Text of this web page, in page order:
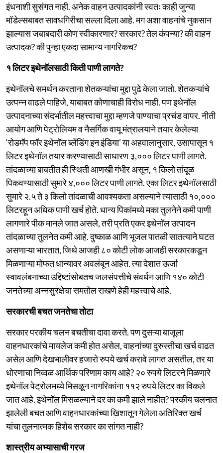
इंधनाशी सुसंगत नाही. अनेक वाहन उत्पादकांनी स्वतः काही जुन्या
मॉडेल्सबाबत सावधगिरीचा सल्ला दिला आहे. मग अशा वाहनांचे नुकसान
झाल्यास जबाबदारी कोण स्वीकारणार? सरकार? तेल कंपन्या? की वाहन
उत्पादक? की पुन्हा एकदा सामान्य नागरिकच?
१ लिटर इथेनॉलसाठी किती पाणी लागते?
इथेनॉलचे समर्थन करताना शेतकऱ्यांचा मुद्दा पुढे केला जातो. शेतकऱ्यांचे
उत्पन्न वाढले पाहिजे, याबाबत कोणाचाही विरोध नाही. पण इथेनॉल
उत्पादनाच्या संदर्भातील महत्त्वाचा मुद्दा म्हणजे पाण्याचा प्रचंड वापर. नीती
आयोग आणि पेट्रोलियम व नैसर्गिक वायू मंत्रालयाने तयार केलेल्या
‘रोडमॅप फॉर इथेनॉल ब्लेंडिंग इन इंडिया’ या अहवालानुसार, उसापासून १
लिटर इथेनॉल तयार करण्यासाठी साधारण ३,००० लिटर पाणी लागते.
तांदळाच्या बाबतीत ही स्थिती आणखी गंभीर असून, १ किलो तांदूळ
पिकवण्यासाठी सुमारे ४,००० लिटर पाणी लागते. एका लिटर इथेनॉलसाठी
सुमारे २.५ ते ३ किलो तांदळाची आवश्यकता असल्याने त्यासाठी १०,०००
लिटरहून अधिक पाणी खर्च होते. धान्य पिकांमध्ये मका तुलनेने कमी पाणी
लागणारे पीक मानले जात असले, तरी प्रति एकर इथेनॉल उत्पादन
तांदळाच्या तुलनेत कमी आहे. दुष्काळ आणि भूजल पातळी सातत्याने घटत
असणाऱ्या भारतात, जिथे आजही ८० कोटी लोक आजही सरकारकडून
मिळणाऱ्या मोफत धान्यावर अवलंबून आहेत. त्या देशात ऊर्जा
स्वावलंबनाच्या उद्दिष्टांसोबतच जलसंपत्तीचे संवर्धन आणि १४० कोटी
जनतेच्या अन्नसुरक्षेचा समतोल राखणे हेही महत्त्वाचे आहे.
सरकारची बचत जनतेचा तोटा
सरकार परकीय चलन बचतीचा दावा करते. पण दुसऱ्या बाजूला
वाहनधारकांचे मायलेज कमी होत असेल, वाहनांच्या दुरुस्तीचा खर्च वाढत
असेल आणि देखभालीवर हजारो रुपये खर्च करावे लागत असतील, तर या
धोरणाचा निव्वळ आर्थिक परिणाम काय आहे? २० रुपये लिटरने मिळणारे
इथेनॉल पेट्रोलमध्ये मिसळून नागरिकांना ११२ रुपये लिटर का विकले
जात आहे. इथेनॉल मिसळल्याने दर का कमी झाले नाहीत? परकीय चलनात
झालेली बचत आणि वाहनधारकांच्या खिशातून गेलेला अतिरिक्त खर्च
यांचा तुलनात्मक हिशेब सरकार का सांगत नाही?
शास्त्रीय अभ्यासाची गरज